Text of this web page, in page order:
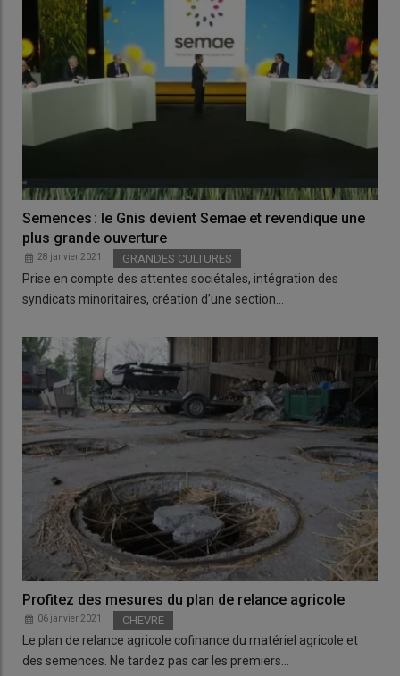
Semences : le Gnis devient Semae et revendique une
plus grande ouverture
28 janvier 2021 GRANDES CULTURES
Prise en compte des attentes sociétales, intégration des
syndicats minoritaires, création d’une section…
Profitez des mesures du plan de relance agricole
06 janvier 2021 CHEVRE
Le plan de relance agricole cofinance du matériel agricole et
des semences. Ne tardez pas car les premiers…